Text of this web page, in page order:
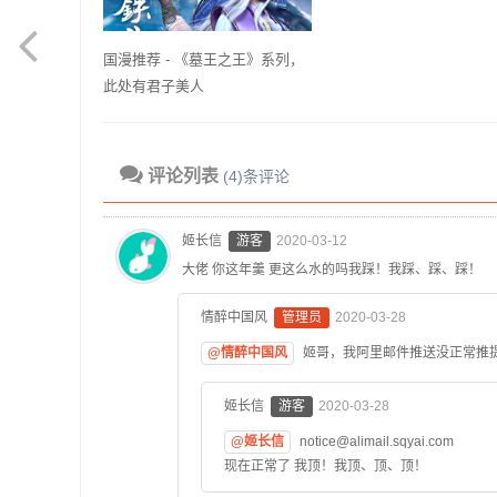
国漫推荐 - 《墓王之王》系列，
此处有君子美人
评论列表 (4)条评论
姬长信 游客
2020-03-12
大佬 你这年羹 更这么水的吗我踩！我踩、踩、踩！
情醉中国风 管理员 2020-03-28
@情醉中国风 姬哥，我阿里邮件推送没正常推
姬长信 游客 2020-03-28
@姬长信
notice@alimail.sqyai.com
现在正常了 我顶！我顶、顶、顶！